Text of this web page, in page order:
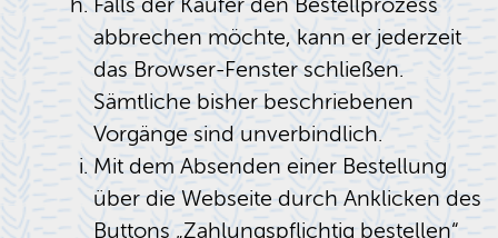
abbrechen möchte, kann er jederzeit
das Browser-Fenster schließen.
Sämtliche bisher beschriebenen
Vorgänge sind unverbindlich.
Mit dem Absenden einer Bestellung
über die Webseite durch Anklicken des
Buttons „Zahlungspflichtig bestellen“